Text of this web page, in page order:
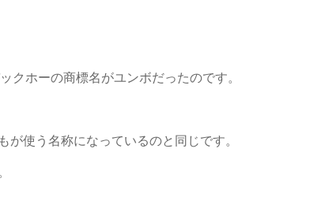
クホーの商標名がユンボだったのです。
使う名称になっているのと同じです。